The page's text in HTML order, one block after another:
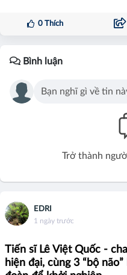
0Thích
Bình luận
Trở thành
EDRI
1 ngày trước
Tiến sĩ Lê Việt Quốc -
hiện đại, cùng 3 “bộ